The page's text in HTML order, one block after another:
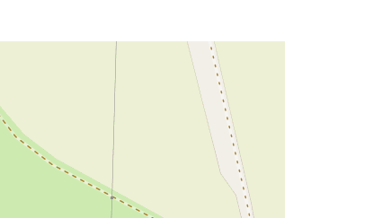
c610400cd878